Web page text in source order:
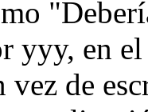
yyy, en
vez de